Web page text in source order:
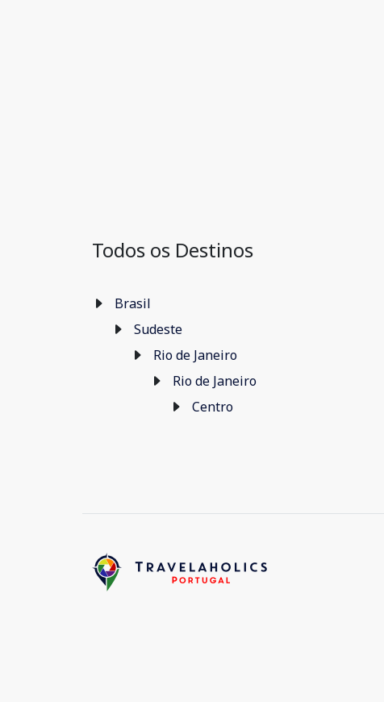
Todos os Destinos
Brasil
Sudeste
Rio de Janeiro
Rio de Janeiro
Centro